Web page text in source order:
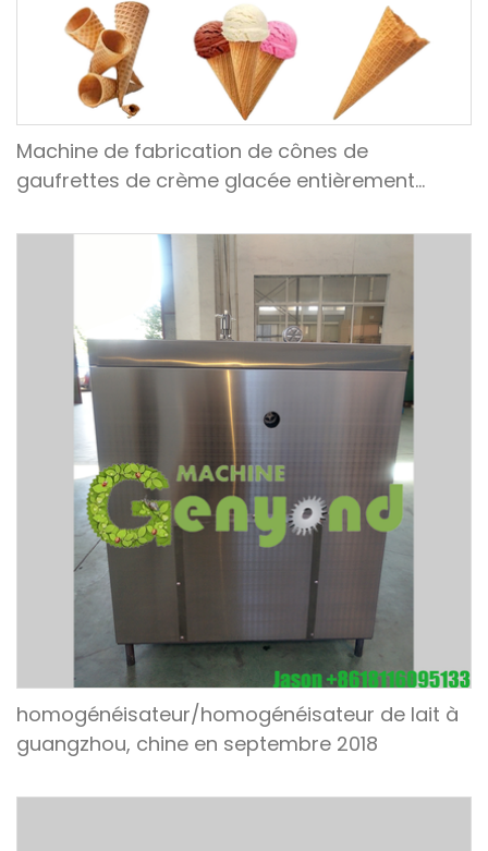
Machine de fabrication de cônes de
gaufrettes de crème glacée entièrement
2022
homogénéisateur/homogénéisateur de lait à
guangzhou, chine en septembre 2018